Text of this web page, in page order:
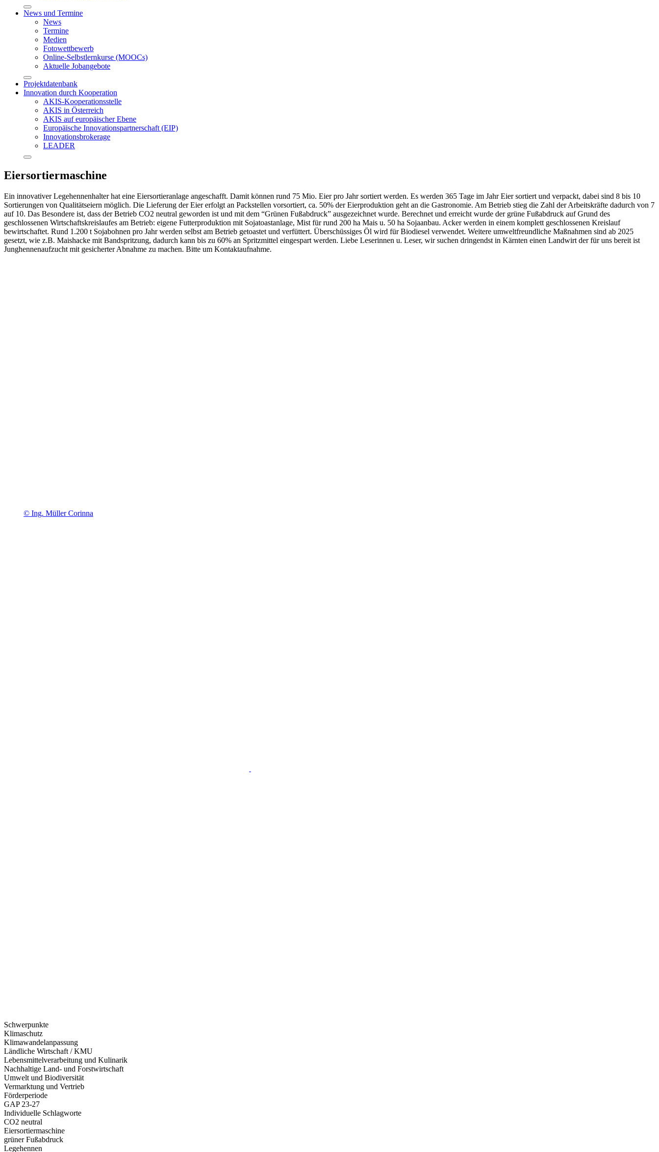
News und Termine
News
Termine
Medien
Fotowettbewerb
Online-Selbstlernkurse (MOOCs)
Aktuelle Jobangebote
Projektdatenbank
Innovation durch Kooperation
AKIS-Kooperationsstelle
AKIS in Österreich
AKIS auf europäischer Ebene
Europäische Innovationspartnerschaft (EIP)
Innovationsbrokerage
LEADER
Eiersortiermaschine
Ein innovativer Legehennenhalter hat eine Eiersortieranlage angeschafft. Damit können rund 75 Mio. Eier pro Jahr sortiert werden. Es werden 365 Tage im Jahr Eier sortiert und verpackt, dabei sind 8 bis 10
Sortierungen von Qualitätseiern möglich. Die Lieferung der Eier erfolgt an Packstellen vorsortiert, ca. 50% der Eierproduktion geht an die Gastronomie. Am Betrieb stieg die Zahl der Arbeitskräfte dadurch von 7
auf 10. Das Besondere ist, dass der Betrieb CO2 neutral geworden ist und mit dem “Grünen Fußabdruck” ausgezeichnet wurde. Berechnet und erreicht wurde der grüne Fußabdruck auf Grund des
geschlossenen Wirtschaftskreislaufes am Betrieb: eigene Futterproduktion mit Sojatoastanlage, Mist für rund 200 ha Mais u. 50 ha Sojaanbau. Acker werden in einem komplett geschlossenen Kreislauf
bewirtschaftet. Rund 1.200 t Sojabohnen pro Jahr werden selbst am Betrieb getoastet und verfüttert. Überschüssiges Öl wird für Biodiesel verwendet. Weitere umweltfreundliche Maßnahmen sind ab 2025
gesetzt, wie z.B. Maishacke mit Bandspritzung, dadurch kann bis zu 60% an Spritzmittel eingespart werden. Liebe Leserinnen u. Leser, wir suchen dringendst in Kärnten einen Landwirt der für uns bereit ist
Junghennenaufzucht mit gesicherter Abnahme zu machen. Bitte um Kontaktaufnahme.
© Ing. Müller Corinna
Schwerpunkte
Klimaschutz
Klimawandelanpassung
Ländliche Wirtschaft / KMU
Lebensmittelverarbeitung und Kulinarik
Nachhaltige Land- und Forstwirtschaft
Umwelt und Biodiversität
Vermarktung und Vertrieb
Förderperiode
GAP 23-27
Individuelle Schlagworte
CO2 neutral
Eiersortiermaschine
grüner Fußabdruck
Legehennen